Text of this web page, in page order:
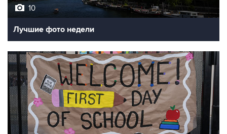
10
Лучшие фото недели